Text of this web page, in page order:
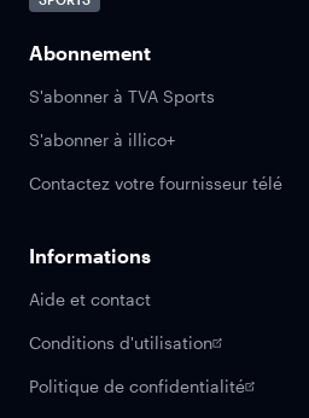
Abonnement
S'abonner à TVA Sports
S'abonner à illico+
Contactez votre fournisseur télé
Informations
Aide et contact
Conditions d'utilisation
Politique de confidentialité